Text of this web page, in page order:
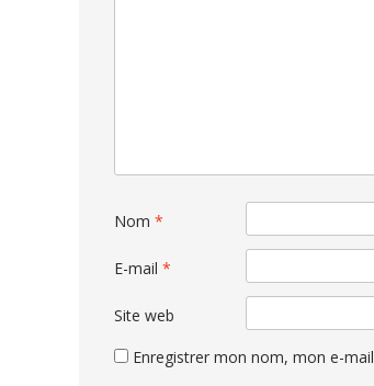
Nom *
E-mail *
Site web
Enregistrer mon nom, mon e-